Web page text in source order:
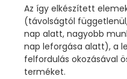
Az így elkészített
(távolságtól
nap alatt, nagyobb
nap leforgása alatt), a
felfordulás okozásával
terméket.